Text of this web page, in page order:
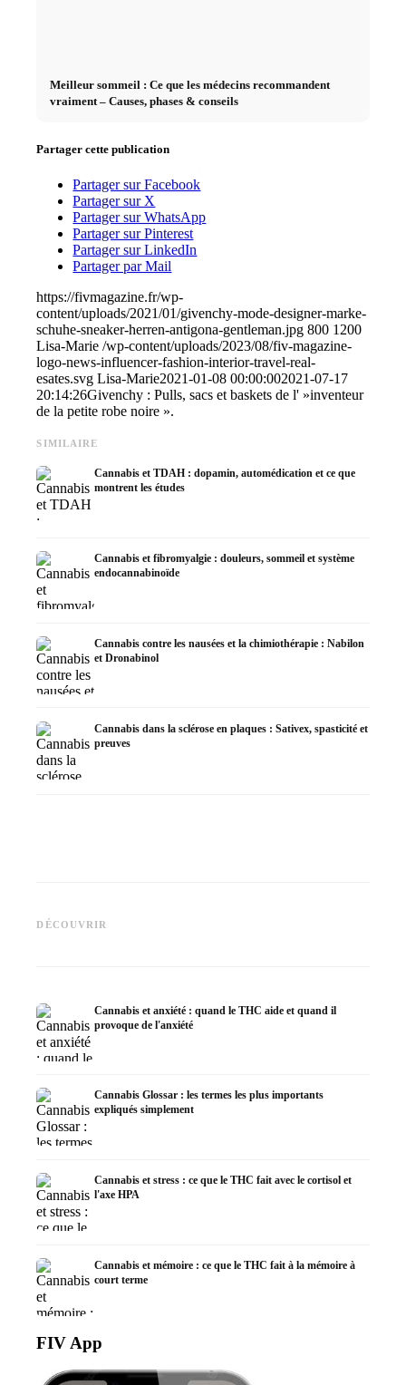
Meilleur sommeil : Ce que les médecins recommandent
vraiment – Causes, phases & conseils
Partager cette publication
Partager sur Facebook
Partager sur X
Partager sur WhatsApp
Partager sur Pinterest
Partager sur LinkedIn
Partager par Mail
https://fivmagazine.fr/wp-
content/uploads/2021/01/givenchy-mode-designer-marke-
schuhe-sneaker-herren-antigona-gentleman.jpg 800 1200
Lisa-Marie /wp-content/uploads/2023/08/fiv-magazine-
logo-news-influencer-fashion-interior-travel-real-
esates.svg Lisa-Marie2021-01-08 00:00:002021-07-17
20:14:26Givenchy : Pulls, sacs et baskets de l' »inventeur
de la petite robe noire ».
SIMILAIRE
Cannabis et TDAH : dopamin, automédication et ce que
montrent les études
Cannabis et fibromyalgie : douleurs, sommeil et système
endocannabinoïde
Cannabis contre les nausées et la chimiothérapie : Nabilon
et Dronabinol
Cannabis dans la sclérose en plaques : Sativex, spasticité et
preuves
DÉCOUVRIR
Epidiolex et l'état actuel de la
recherche
Cannabis et anxiété : quand le THC aide et quand il
provoque de l'anxiété
Cannabis Glossar : les termes les plus importants
expliqués simplement
Cannabis et stress : ce que le THC fait avec le cortisol et
l'axe HPA
Cannabis et mémoire : ce que le THC fait à la mémoire à
court terme
FIV App